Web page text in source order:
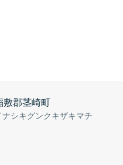
敷郡茎崎町
ナシキグンクキザキマチ